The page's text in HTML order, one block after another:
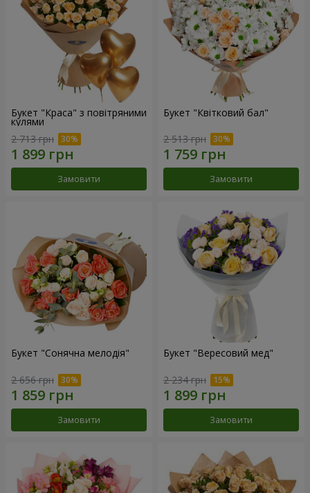
Букет "Краса" з повітряними
кулями
2 713 грн
Замовити
Букет "Квітковий бал"
2 513 грн
Замовити
Букет "Сонячна мелодія"
2 656 грн
Замовити
Букет "Вересовий мед"
2 234 грн
Замовити